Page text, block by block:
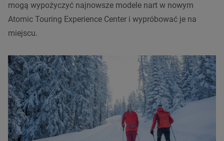
mogą wypożyczyć najnowsze modele nart w nowym
Atomic Touring Experience Center i wypróbować je na
miejscu.